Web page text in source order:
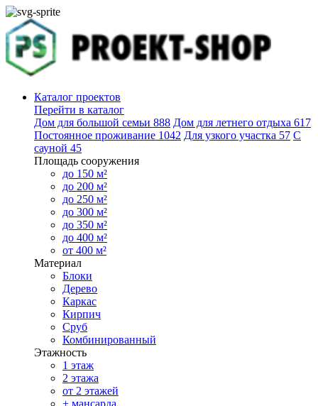
Каталог проектов
Перейти в каталог
Дом для большой семьи 888 Дом для летнего отдыха 617
Постоянное проживание 1042 Для узкого участка 57 С
сауной 45
Площадь сооружения
до 150 м²
до 200 м²
до 250 м²
до 300 м²
до 350 м²
до 400 м²
от 400 м²
Материал
Блоки
Дерево
Каркас
Кирпич
Сруб
Комбинированный
Этажность
1 этаж
2 этажа
от 2 этажей
+ мансарда